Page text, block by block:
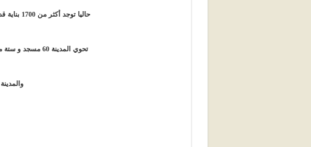
حاليا توجد أكثر من 1700 بناية قديمة زينت معظمها بالخشب بواسطة نحاتين قدموا من الهند
تحوي المدينة 60 مسجد و ستة معابد هندوسية وكنيستين واحده انجليقية و الأخرى كاثوليكية